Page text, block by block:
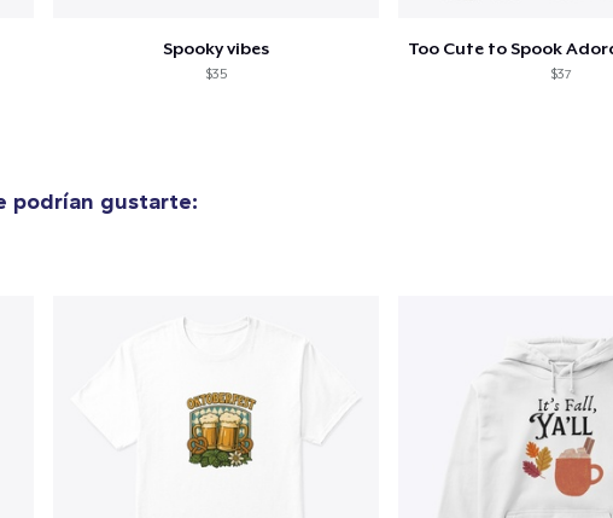
Spooky vibes
$35 $37
podrían gustarte: